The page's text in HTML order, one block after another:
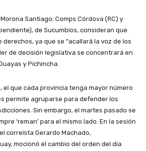
Santiago; Comps Córdova (RC) y
de Sucumbíos, consideran que
ya que se “acallará la voz de los
de decisión legislativa se concentrará en
y Pichincha.
el que cada provincia tenga mayor número
permite agruparse para defender los
Sin embargo, el martes pasado se
‘reman’ para el mismo lado. En la sesión
correísta Gerardo Machado,
mocionó el cambio del orden del día